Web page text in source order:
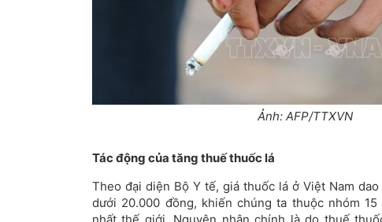
Ảnh: AFP/TTXVN
Tác động của tăng thuế thuốc lá
Theo đại diện Bộ Y tế, giá thuốc lá ở Việt Nam
dưới 20.000 đồng, khiến chúng ta thuộc nhóm
nhất thế giới. Nguyên nhân chính là do thuế